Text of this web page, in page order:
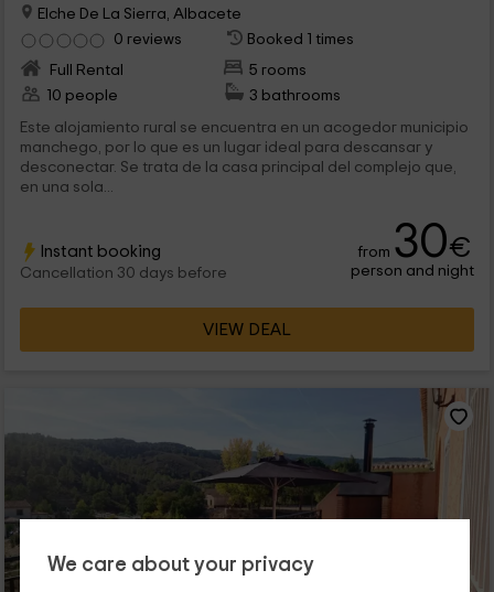
We care about your privacy
Elche De La Sierra, Albacete
0 reviews
Booked 1 times
Full Rental
5 rooms
10 people
3 bathrooms
Este alojamiento rural se encuentra en un acogedor municipio
manchego, por lo que es un lugar ideal para descansar y
desconectar. Se trata de la casa principal del complejo que,
en una sola...
Instant booking
Cancellation 30 days before
from 30€
person and night
VIEW DEAL